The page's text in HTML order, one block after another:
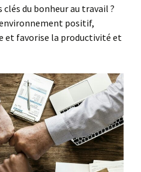
clés du bonheur au travail ?
positif,
et favorise la productivité et